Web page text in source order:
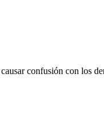
confusión con los